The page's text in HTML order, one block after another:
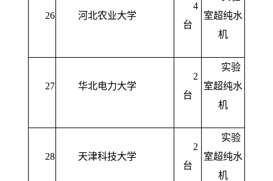
26 河北农业大学
4
台
室超纯水
机
27 华北电力大学
2
台
实验
室超纯水
机
28 天津科技大学
2
台
实验
室超纯水
机